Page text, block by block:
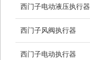
西门子电动液压执行器
西门子风阀执行器
西门子电动执行器